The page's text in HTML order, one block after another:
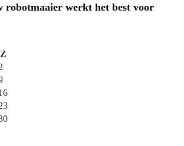
robotmaaier werkt het best voor
Z